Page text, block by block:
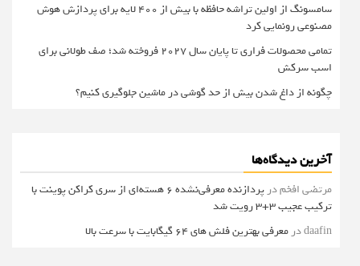
سامسونگ از اولین تراشه حافظه با بیش از ۴۰۰ لایه برای پردازش هوش
مصنوعی رونمایی کرد
تمامی محصولات فراری تا پایان سال ۲۰۲۷ فروخته شد؛ صف طولانی برای
اسب سرکش
چگونه از داغ شدن بیش از حد گوشی در ماشین جلوگیری کنیم؟
آخرین دیدگاه‌ها
مرتضی افخمدر
پردازنده معرفی‌نشده 6 هسته‌ای از سری کراکن پوینت با
ترکیب عجیب 3+3 رویت شد
daafinدر معرفی بهترین فلش های 64 گیگابایت با سرعت بالا